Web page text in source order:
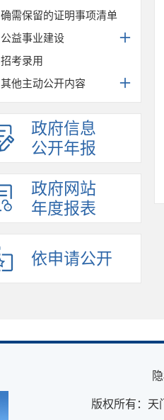
确需保留的证明事项清单
公益事业建设
招考录用
其他主动公开内容
政府信息
公开年报
政府网站
年度报表
依申请公开
版权所有：